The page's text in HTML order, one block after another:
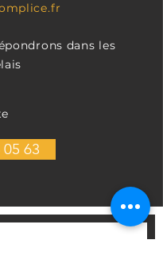
dans les
63